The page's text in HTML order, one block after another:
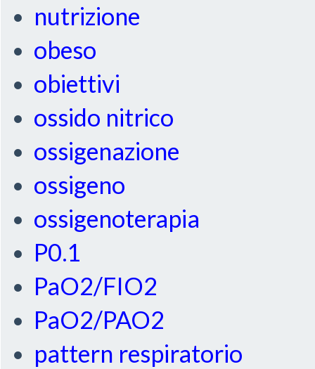
nutrizione
obeso
obiettivi
ossido nitrico
ossigenazione
ossigeno
ossigenoterapia
P0.1
PaO2/FIO2
PaO2/PAO2
pattern respiratorio